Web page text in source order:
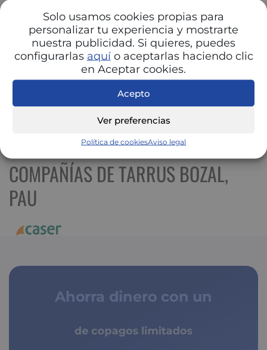
Solo usamos cookies propias para
personalizar tu experiencia y mostrarte
nuestra publicidad. Si quieres, puedes
configurarlas aquío aceptarlas haciendo clic
en Aceptar cookies.
Acepto
Ver preferencias
Política de cookiesAviso legal
COMPAÑÍAS DE TARRUS BOZAL,
PAU
Ahorra dinero con un
de copagos limitados